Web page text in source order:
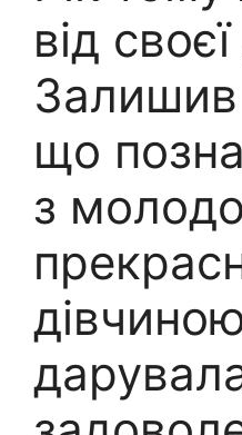
від
Залишив
що
з